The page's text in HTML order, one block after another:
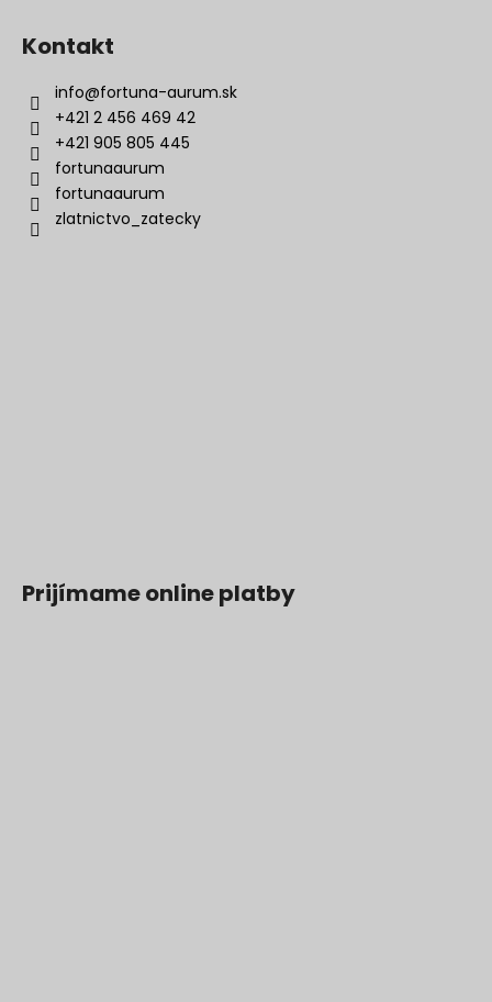
Kontakt
info@fortuna-aurum.sk
+421 2 456 469 42
+421 905 805 445
fortunaaurum
fortunaaurum
zlatnictvo_zatecky
Prijímame online platby